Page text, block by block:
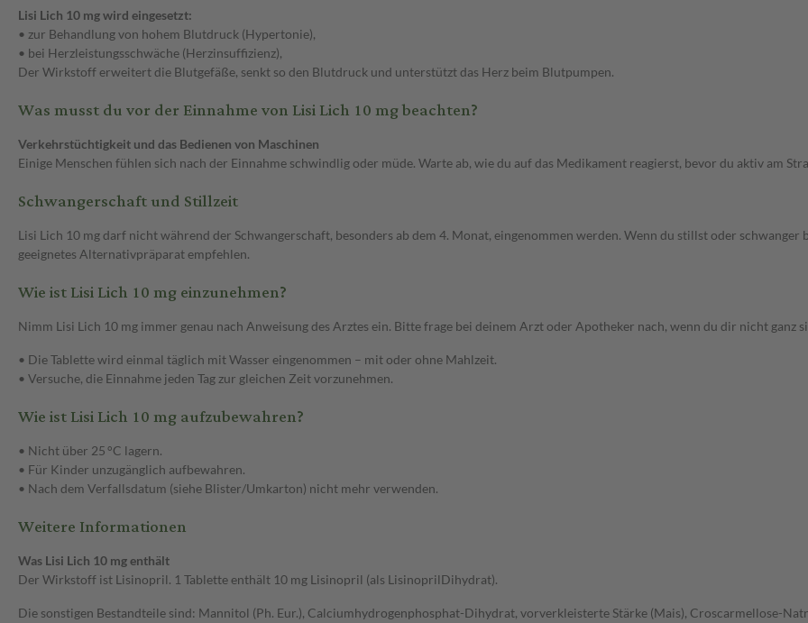
Lisi Lich 10 mg wird eingesetzt:
• zur Behandlung von hohem Blutdruck (Hypertonie),
• bei Herzleistungsschwäche (Herzinsuffizienz),
Der Wirkstoff erweitert die Blutgefäße, senkt so den Blutdruck und unterstützt das Herz beim Blutpumpen.
Was musst du vor der Einnahme von Lisi Lich 10 mg beachten?
Verkehrstüchtigkeit und das Bedienen von Maschinen
Einige Menschen fühlen sich nach der Einnahme schwindlig oder müde. Warte ab, wie du auf das Medikament reagierst, bevor du aktiv am
Schwangerschaft und Stillzeit
Lisi Lich 10 mg darf nicht während der Schwangerschaft, besonders ab dem 4. Monat, eingenommen werden. Wenn du stillst oder
geeignetes Alternativpräparat empfehlen.
Wie ist Lisi Lich 10 mg einzunehmen?
Nimm Lisi Lich 10 mg immer genau nach Anweisung des Arztes ein. Bitte frage bei deinem Arzt oder Apotheker nach, wenn du dir nicht ganz
• Die Tablette wird einmal täglich mit Wasser eingenommen – mit oder ohne Mahlzeit.
• Versuche, die Einnahme jeden Tag zur gleichen Zeit vorzunehmen.
Wie ist Lisi Lich 10 mg aufzubewahren?
• Nicht über 25 °C lagern.
• Für Kinder unzugänglich aufbewahren.
• Nach dem Verfallsdatum (siehe Blister/Umkarton) nicht mehr verwenden.
Weitere Informationen
Was Lisi Lich 10 mg enthält
Der Wirkstoff ist Lisinopril. 1 Tablette enthält 10 mg Lisinopril (als LisinoprilDihydrat).
Die sonstigen Bestandteile sind: Mannitol (Ph. Eur.), Calciumhydrogenphosphat-Dihydrat, vorverkleisterte Stärke (Mais), Croscarmellose-